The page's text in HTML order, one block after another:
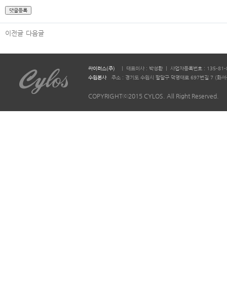
이전글 다음글
싸이러스(주)
ㅣ 대표이사 : 박성환 ㅣ 사업자등록번호 : 135-
수원본사
주소 : 경기도 수원시 팔달구 덕영대로 697번길 7 (
COPYRIGHTⓒ2015 CYLOS. All Right Reserved.